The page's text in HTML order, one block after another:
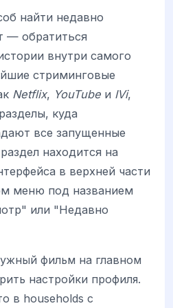
найти недавно
— обратиться
внутри самого
стриминговые
Netflix, YouTube и IVi,
куда
все запущенные
находится на
в верхней части
меню под названием
или "Недавно
фильм на главном
настройки профиля.
в households с